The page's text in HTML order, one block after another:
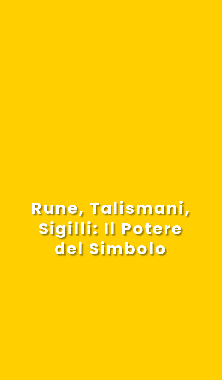
Rune, Talismani,
Sigilli: Il Potere
del Simbolo